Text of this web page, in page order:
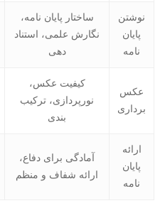
نوشتن
پایان
نامه
ساختار پایان نامه،
نگارش علمی، استناد
دهی
عکس
برداری
کیفیت عکس،
نورپردازی، ترکیب
بندی
ارائه
پایان
نامه
آمادگی برای دفاع،
ارائه شفاف و منظم